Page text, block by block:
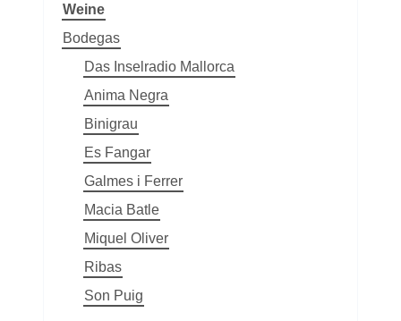
Weine
Bodegas
Das Inselradio Mallorca
Anima Negra
Binigrau
Es Fangar
Galmes i Ferrer
Macia Batle
Miquel Oliver
Ribas
Son Puig